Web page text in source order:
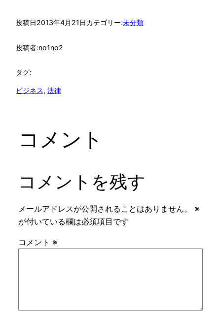
投稿日2013年4月21日カテゴリー:未分類
投稿者:no1no2
タグ:
ビジネス, 法律
コメント
コメントを残す
メールアドレスが公開されることはありません。
※
が付いている欄は必須項目です
コメント ※